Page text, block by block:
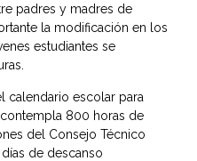
padres y madres de
la modificación en los
estudiantes se
calendario escolar para
800 horas de
del Consejo Técnico
de descanso